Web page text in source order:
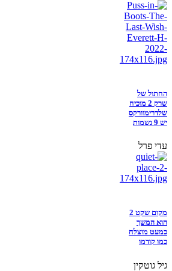
החתול של
שרק 2 מוכיח
שלדרימוורקס
יש 9 נשמות
עדי פרל
מקום שקט 2
הוא המשך
כמעט מוצלח
כמו קודמו
גיל גוטקין